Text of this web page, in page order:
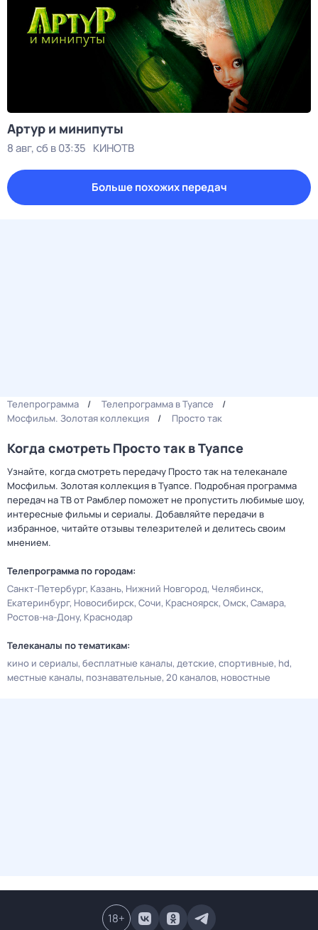
Артур и минипуты
8 авг, сб в 03:35 КИНОТВ
Больше похожих передач
Телепрограмма
Телепрограмма в Туапсе
Мосфильм. Золотая коллекция
Просто так
Когда смотреть Просто так в Туапсе
Узнайте, когда смотреть передачу Просто так на телеканале
Мосфильм. Золотая коллекция в Туапсе. Подробная программа
передач на ТВ от Рамблер поможет не пропустить любимые шоу,
интересные фильмы и сериалы. Добавляйте передачи в
избранное, читайте отзывы телезрителей и делитесь своим
мнением.
Телепрограмма по городам:
Санкт-Петербург Казань Нижний Новгород Челябинск
Екатеринбург Новосибирск Сочи Красноярск Омск Самара
Ростов-на-Дону Краснодар
Телеканалы по тематикам:
кино и сериалы бесплатные каналы детские спортивные hd
местные каналы познавательные 20 каналов новостные
18+